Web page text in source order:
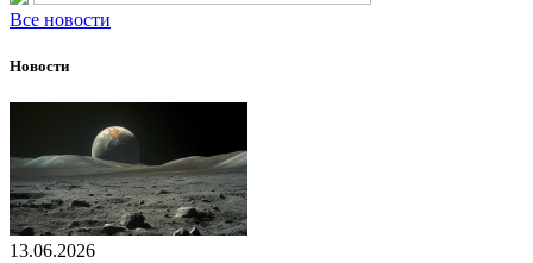
Все новости
Новости
13.06.2026